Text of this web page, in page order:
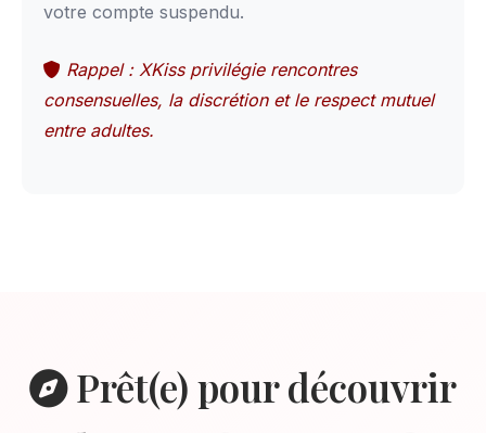
votre compte suspendu.
Rappel : XKiss privilégie rencontres
consensuelles, la discrétion et le respect mutuel
entre adultes.
Prêt(e) pour découvrir